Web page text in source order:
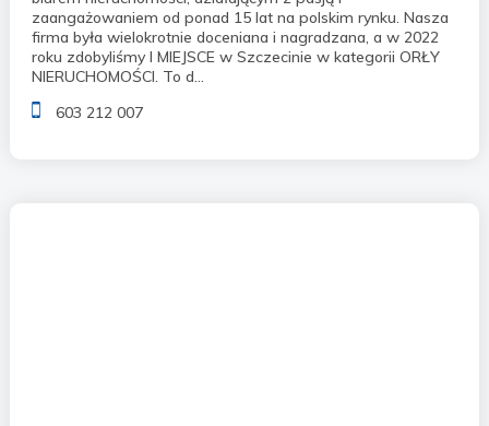
zaangażowaniem od ponad 15 lat na polskim rynku. Nasza
firma była wielokrotnie doceniana i nagradzana, a w 2022
roku zdobyliśmy I MIEJSCE w Szczecinie w kategorii ORŁY
NIERUCHOMOŚCI. To d...
603 212 007